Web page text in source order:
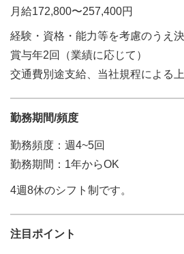
月給172,800〜257,400円
経験・資格・能力等を考慮のうえ決
賞与年2回（業績に応じて）
交通費別途支給、当社規程による
勤務期間/頻度
勤務頻度：週4~5回
勤務期間：1年からOK
4週8休のシフト制です。
注目ポイント